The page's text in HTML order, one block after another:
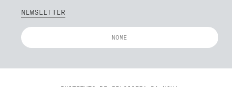
NEWSLETTER